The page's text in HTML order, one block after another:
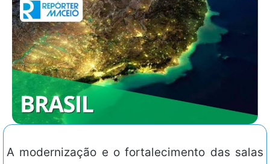
A modernização e o fortalecimento das salas